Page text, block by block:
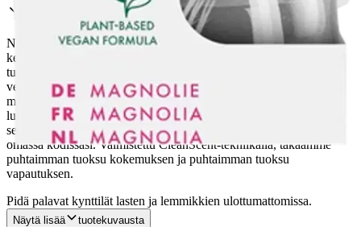
Nauti Magnolia tuoksuisen True Scents -huonetuoksun pitkään
kestävästä tuoksuelämyksestä. Pullo on muotoiltu siten, että kolme
tuoksutikkua voidaan asetella optimaalisesti. Optimaalisen
vegaanisen koostumuksen ansiosta tuoksutikut levittävät
miellyttävää tuoksuaan jopa 6 viikon ajan. Magnolia edustaa
luonnollista, klassista tuoksua: kukkaista ja makeaa, kuin lämmin,
sensuelli kesäilta! Koe klassisen magnolian tuoksu mukavasti
omassa kodissasi. Valmistettu CleanScent-tekniikalla, takaamme
puhtaimman tuoksu kokemuksen ja puhtaimman tuoksu
vapautuksen.
Pidä palavat kynttilät lasten ja lemmikkien ulottumattomissa.
Näytä lisää tuotekuvausta